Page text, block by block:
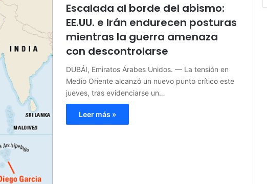
Escalada al borde del abismo:
EE.UU. e Irán endurecen posturas
mientras la guerra amenaza
con descontrolarse
DUBÁI, Emiratos Árabes Unidos. — La tensión en
Medio Oriente alcanzó un nuevo punto crítico este
jueves, tras evidenciarse un…
Leer más »